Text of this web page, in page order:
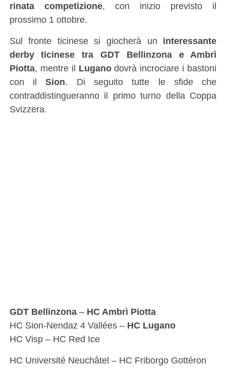
rinata competizione, con inizio previsto il
prossimo 1 ottobre.
Sul fronte ticinese si giocherà un interessante
derby ticinese tra GDT Bellinzona e Ambrì
Piotta, mentre il Luganodovrà incrociare i bastoni
con ilSion. Di seguito tutte le sfide che
contraddistingueranno il primo turno della Coppa
Svizzera.
GDT Bellinzona– HC Ambrì Piotta
HC Sion-Nendaz 4 Vallées – HC Lugano
HC Visp – HC Red Ice
HC Université Neuchâtel – HC Friborgo Gottéron